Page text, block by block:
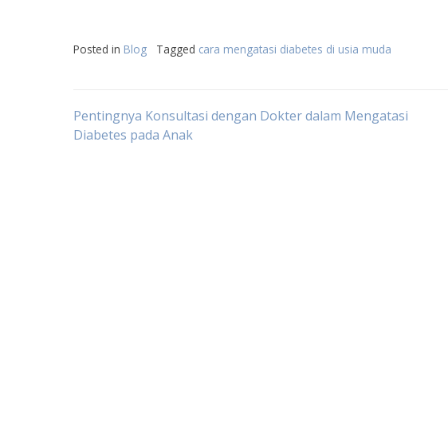
Posted in Blog Tagged cara mengatasi diabetes di usia muda
Post
Pentingnya Konsultasi dengan Dokter dalam Mengatasi
Diabetes pada Anak